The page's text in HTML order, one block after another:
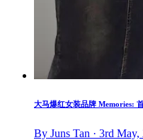
大马爆红女装品牌 Memories:
By Juns Tan · 3rd May,